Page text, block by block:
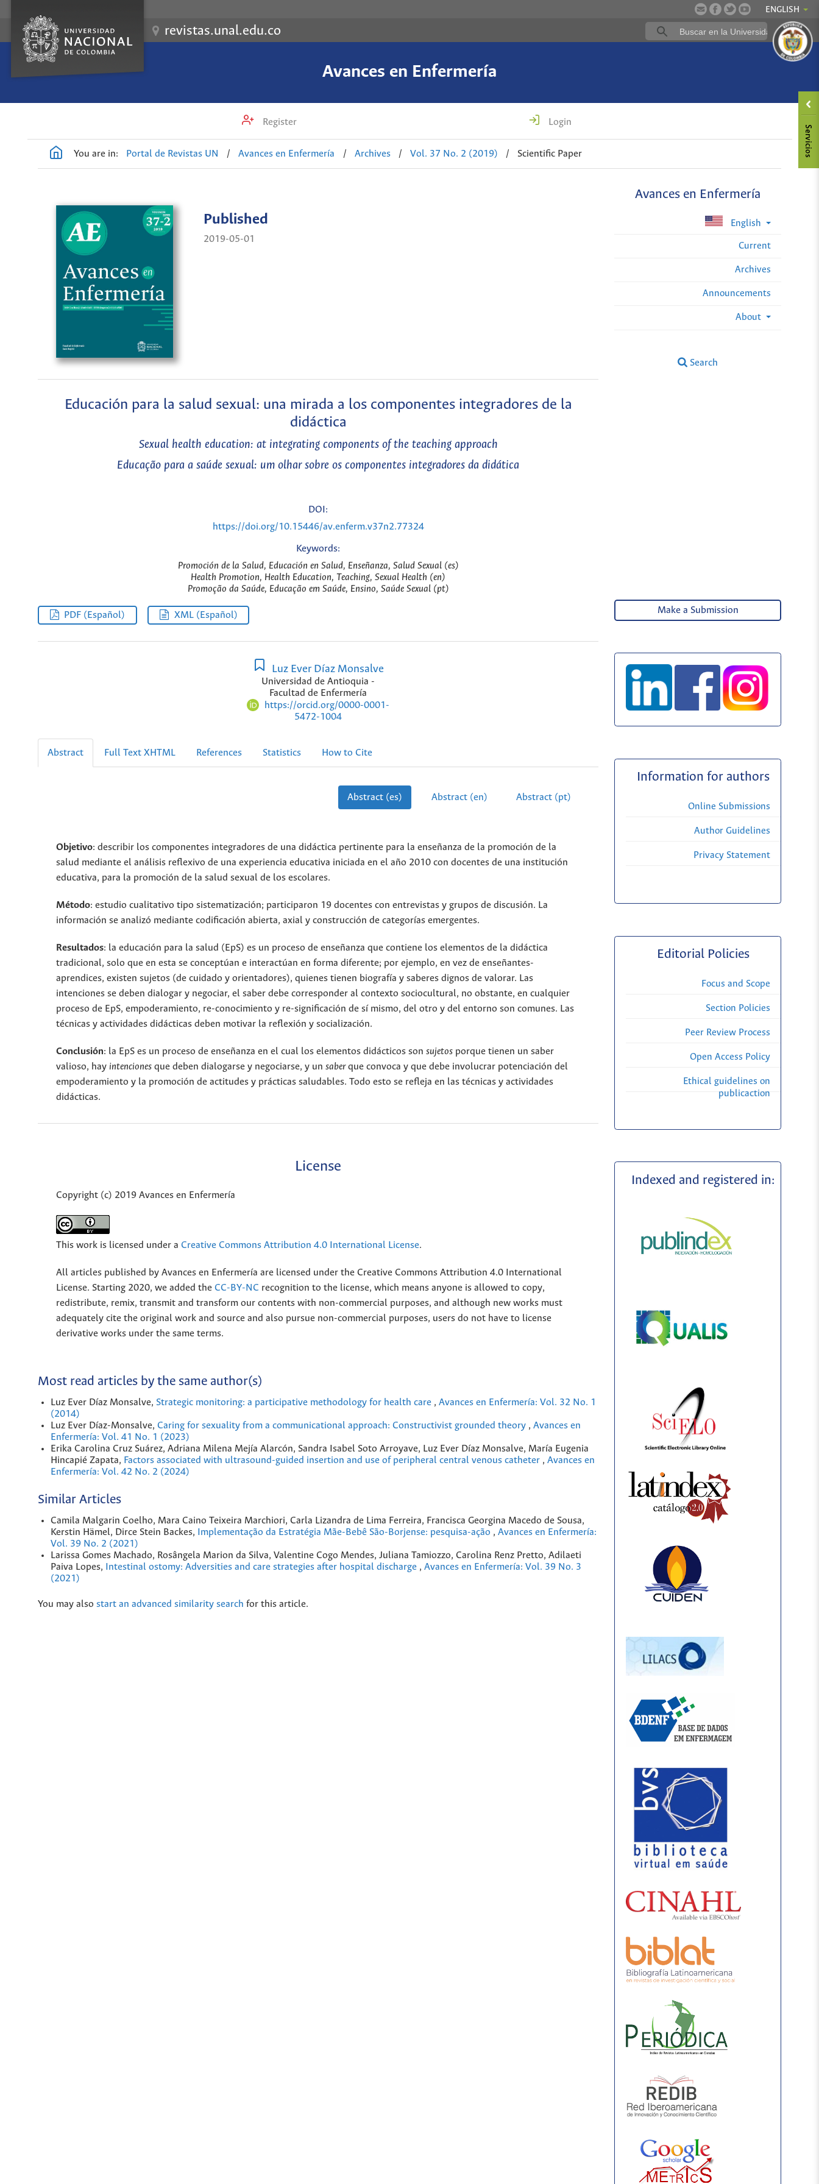
ENGLISH
revistas.unal.edu.co
Avances en Enfermería
Register Login
You are in: Portal de Revistas UN / Avances en Enfermería / Archives / Vol. 37 No. 2 (2019) / Scientific Paper
Avances en Enfermería
English
Current
Archives
Announcements
About
Search
Published
2019-05-01
Educación para la salud sexual: una mirada a los componentes integradores de la
didáctica
Sexual health education: at integrating components of the teaching approach
Educação para a saúde sexual: um olhar sobre os componentes integradores da didática
DOI:
https://doi.org/10.15446/av.enferm.v37n2.77324
Keywords:
Promoción de la Salud, Educación en Salud, Enseñanza, Salud Sexual (es)
Health Promotion, Health Education, Teaching, Sexual Health (en)
Promoção da Saúde, Educação em Saúde, Ensino, Saúde Sexual (pt)
PDF (Español) XML (Español)
Luz Ever Díaz Monsalve
Universidad de Antioquia -
Facultad de Enfermería
https://orcid.org/0000-0001-
5472-1004
Abstract Full Text XHTML References Statistics How to Cite
Abstract (es) Abstract (en) Abstract (pt)
Objetivo: describir los componentes integradores de una didáctica pertinente para la enseñanza de la promoción de la
salud mediante el análisis reflexivo de una experiencia educativa iniciada en el año 2010 con docentes de una institución
educativa, para la promoción de la salud sexual de los escolares.
Método: estudio cualitativo tipo sistematización; participaron 19 docentes con entrevistas y grupos de discusión. La
información se analizó mediante codificación abierta, axial y construcción de categorías emergentes.
Resultados: la educación para la salud (EpS) es un proceso de enseñanza que contiene los elementos de la didáctica
tradicional, solo que en esta se conceptúan e interactúan en forma diferente; por ejemplo, en vez de enseñantes-
aprendices, existen sujetos (de cuidado y orientadores), quienes tienen biografía y saberes dignos de valorar. Las
intenciones se deben dialogar y negociar, el saber debe corresponder al contexto sociocultural, no obstante, en cualquier
proceso de EpS, empoderamiento, re-conocimiento y re-significación de sí mismo, del otro y del entorno son comunes. Las
técnicas y actividades didácticas deben motivar la reflexión y socialización.
Conclusión: la EpS es un proceso de enseñanza en el cual los elementos didácticos son sujetos porque tienen un saber
valioso, hay intenciones que deben dialogarse y negociarse, y un saberque convoca y que debe involucrar potenciación del
empoderamiento y la promoción de actitudes y prácticas saludables. Todo esto se refleja en las técnicas y actividades
didácticas.
License
Copyright (c) 2019 Avances en Enfermería
This work is licensed under a Creative Commons Attribution 4.0 International License.
All articles published by Avances en Enfermería are licensed under the Creative Commons Attribution 4.0 International
License. Starting 2020, we added the CC-BY-NC recognition to the license, which means anyone is allowed to copy,
redistribute, remix, transmit and transform our contents with non-commercial purposes, and although new works must
adequately cite the original work and source and also pursue non-commercial purposes, users do not have to license
derivative works under the same terms.
Most read articles by the same author(s)
Luz Ever Díaz Monsalve, Strategic monitoring: a participative methodology for health care , Avances en Enfermería: Vol. 32 No. 1
(2014)
Luz Ever Díaz-Monsalve, Caring for sexuality from a communicational approach: Constructivist grounded theory , Avances en
Enfermería: Vol. 41 No. 1 (2023)
Erika Carolina Cruz Suárez, Adriana Milena Mejía Alarcón, Sandra Isabel Soto Arroyave, Luz Ever Díaz Monsalve, María Eugenia
Hincapié Zapata, Factors associated with ultrasound-guided insertion and use of peripheral central venous catheter , Avances en
Enfermería: Vol. 42 No. 2 (2024)
Similar Articles
Camila Malgarin Coelho, Mara Caino Teixeira Marchiori, Carla Lizandra de Lima Ferreira, Francisca Georgina Macedo de Sousa,
Kerstin Hämel, Dirce Stein Backes,
Implementação da Estratégia Mãe-Bebê São-Borjense: pesquisa-ação , Avances en Enfermería:
Vol. 39 No. 2 (2021)
Larissa Gomes Machado, Rosângela Marion da Silva, Valentine Cogo Mendes, Juliana Tamiozzo, Carolina Renz Pretto, Adilaeti
Paiva Lopes,
Intestinal ostomy: Adversities and care strategies after hospital discharge , Avances en Enfermería: Vol. 39 No. 3
(2021)
You may also start an advanced similarity search for this article.
Make a Submission
Information for authors
Online Submissions
Author Guidelines
Privacy Statement
Editorial Policies
Focus and Scope
Section Policies
Peer Review Process
Open Access Policy
Ethical guidelines on
publicaction
Indexed and registered in: